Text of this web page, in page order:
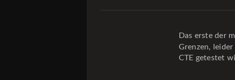
Das erste der
Grenzen,
CTE getestet